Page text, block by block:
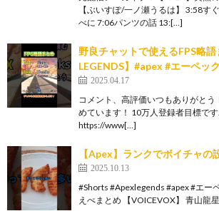
【ぶいすぽ/一ノ瀬うるは】 3:58す
べに 7:06パンツの話 13:[…]
野良チャットで使えるFPS略
LEGENDS】#apex #エーペッ
2025.04.17
コメント、高評価いつもありがと
めています！ 10万人登録者目標で
https://www[…]
【Apex】ランクでボイチャの
2025.10.13
#Shorts #Apexlegends #apex #エー
えぺまとめ 【VOICEVOX】 青山龍